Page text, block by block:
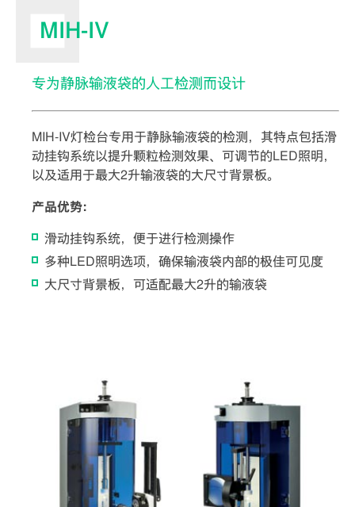
MIH-IV
专为静脉输液袋的人工检测而设计
MIH-IV灯检台专用于静脉输液袋的检测，其特点包括滑
动挂钩系统以提升颗粒检测效果、可调节的LED照明，
以及适用于最大2升输液袋的大尺寸背景板。
产品优势：
滑动挂钩系统，便于进行检测操作
多种LED照明选项，确保输液袋内部的极佳可见度
大尺寸背景板，可适配最大2升的输液袋